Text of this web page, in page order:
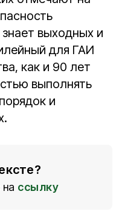
выходных и
для ГАИ
как и 90 лет
выполнять
и
ссылку